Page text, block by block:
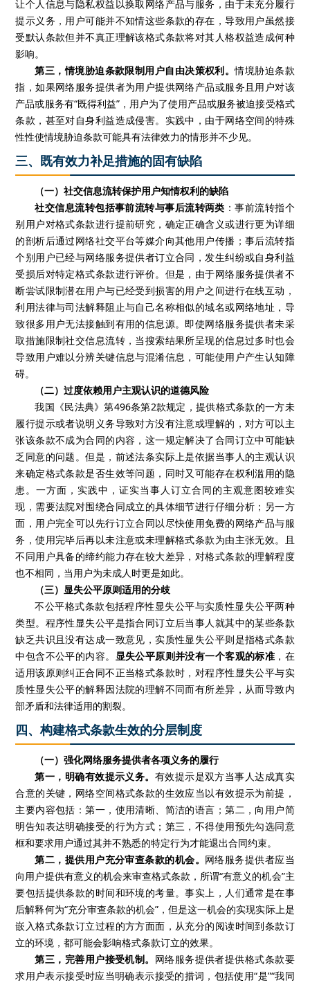
让个人信息与隐私权益以换取网络产品与服务，由于未充分履行
提示义务，用户可能并不知情这些条款的存在，导致用户虽然接
受默认条款但并不真正理解该格式条款将对其人格权益造成何种
影响。
第三，情境胁迫条款限制用户自由决策权利。情境胁迫条款
指，如果网络服务提供者为用户提供网络产品或服务且用户对该
产品或服务有“既得利益”，用户为了使用产品或服务被迫接受格式
条款，甚至对自身利益造成侵害。实践中，由于网络空间的特殊
性性使情境胁迫条款可能具有法律效力的情形并不少见。
三、既有效力补足措施的固有缺陷
（一）社交信息流转保护用户知情权利的缺陷
社交信息流转包括事前流转与事后流转两类 ：事前流转指个
别用户对格式条款进行提前研究，确定正确含义或进行更为详细
的剖析后通过网络社交平台等媒介向其他用户传播；事后流转指
个别用户已经与网络服务提供者订立合同，发生纠纷或自身利益
受损后对特定格式条款进行评价。但是，由于网络服务提供者不
断尝试限制潜在用户与已经受到损害的用户之间进行在线互动，
利用法律与司法解释阻止与自己名称相似的域名或网络地址，导
致很多用户无法接触到有用的信息源。即使网络服务提供者未采
取措施限制社交信息流转，当搜索结果所呈现的信息过多时也会
导致用户难以分辨关键信息与混淆信息，可能使用户产生认知障
碍。
（二）过度依赖用户主观认识的道德风险
我国《民法典》第496条第2款规定，提供格式条款的一方未
履行提示或者说明义务导致对方没有注意或理解的，对方可以主
张该条款不成为合同的内容，这一规定解决了合同订立中可能缺
乏同意的问题。但是，前述法条实际上是依据当事人的主观认识
来确定格式条款是否生效等问题，同时又可能存在权利滥用的隐
患。一方面，实践中，证实当事人订立合同的主观意图较难实
现，需要法院对围绕合同成立的具体细节进行仔细分析；另一方
面，用户完全可以先行订立合同以尽快使用免费的网络产品与服
务，使用完毕后再以未注意或未理解格式条款为由主张无效。且
不同用户具备的缔约能力存在较大差异，对格式条款的理解程度
也不相同，当用户为未成人时更是如此。
（三）显失公平原则适用的分歧
不公平格式条款包括程序性显失公平与实质性显失公平两种
类型。程序性显失公平是指合同订立后当事人就其中的某些条款
缺乏共识且没有达成一致意见，实质性显失公平则是指格式条款
中包含不公平的内容。 显失公平原则并没有一个客观的标准 ，在
适用该原则纠正合同不正当格式条款时，对程序性显失公平与实
质性显失公平的解释因法院的理解不同而有所差异，从而导致内
部矛盾和法律适用的割裂。
四、构建格式条款生效的分层制度
（一）强化网络服务提供者各项义务的履行
第一，明确有效提示义务。 有效提示是双方当事人达成真实
合意的关键，网络空间格式条款的生效应当以有效提示为前提，
主要内容包括：第一，使用清晰、简洁的语言；第二，向用户简
明告知表达明确接受的行为方式；第三，不得使用预先勾选同意
框和要求用户通过其并不熟悉的特定行为才能退出合同约束。
第二，提供用户充分审查条款的机会。 网络服务提供者应当
向用户提供有意义的机会来审查格式条款，所谓“有意义的机会”主
要包括提供条款的时间和环境的考量。事实上，人们通常是在事
后解释何为“充分审查条款的机会”，但是这一机会的实现实际上是
嵌入格式条款订立过程的方方面面，从充分的阅读时间到条款订
立的环境，都可能会影响格式条款订立的效果。
第三，完善用户接受机制。 网络服务提供者提供格式条款要
求用户表示接受时应当明确表示接受的措词，包括使用“是”“我同